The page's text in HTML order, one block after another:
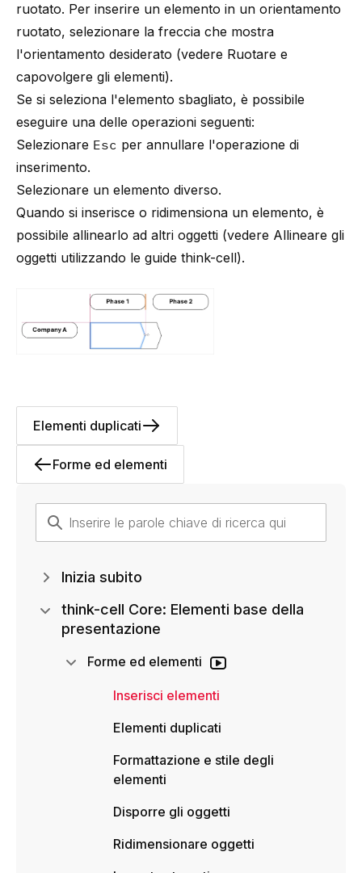
ruotato. Per inserire un elemento in un orientamento
ruotato, selezionare la freccia che mostra
l'orientamento desiderato (vedere Ruotare e
capovolgere gli elementi).
Se si seleziona l'elemento sbagliato, è possibile
eseguire una delle operazioni seguenti:
Selezionare Esc per annullare l'operazione di
inserimento.
Selezionare un elemento diverso.
Quando si inserisce o ridimensiona un elemento, è
possibile allinearlo ad altri oggetti (vedere Allineare gli
oggetti utilizzando le guide think-cell).
Forme ed elementi
Elementi duplicati
Inizia subito
think-cell Core: Elementi base della
presentazione
Forme ed elementi
Inserisci elementi
Elementi duplicati
Formattazione e stile degli
elementi
Disporre gli oggetti
Ridimensionare oggetti